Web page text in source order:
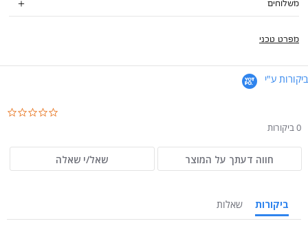
משלוחים
מפרט טכני
ביקורות ע"י
0 ביקורות
חווה דעתך על המוצר שאל/י שאלה
ביקורות שאלות